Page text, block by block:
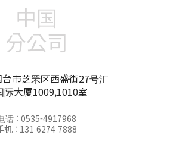
中国
分公司
市芝罘区西盛街27号汇
际大厦1009,1010室
话 : 0535-4917968
机 : 131 6274 7888